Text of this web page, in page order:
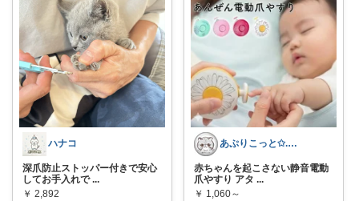
ハナコ
深爪防止ストッパー付きで安心
してお手入れで ...
￥ 2,892
あぷりこっと✩.*˚100%ROOM経由
赤ちゃんを起こさない静音電動
爪やすり アタ ...
￥ 1,060～